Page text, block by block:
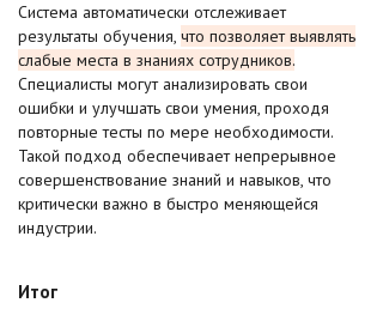
Система автоматически отслеживает
результаты обучения, что позволяет выявлять
слабые места в знаниях сотрудников.
Специалисты могут анализировать свои
ошибки и улучшать свои умения, проходя
повторные тесты по мере необходимости.
Такой подход обеспечивает непрерывное
совершенствование знаний и навыков, что
критически важно в быстро меняющейся
индустрии.
Итог